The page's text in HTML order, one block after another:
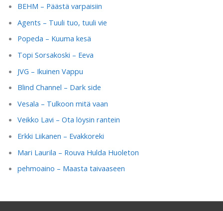
BEHM – Päästä varpaisiin
Agents – Tuuli tuo, tuuli vie
Popeda – Kuuma kesä
Topi Sorsakoski – Eeva
JVG – Ikuinen Vappu
Blind Channel – Dark side
Vesala – Tulkoon mitä vaan
Veikko Lavi – Ota löysin rantein
Erkki Liikanen – Evakkoreki
Mari Laurila – Rouva Hulda Huoleton
pehmoaino – Maasta taivaaseen